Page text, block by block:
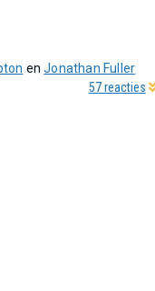
57 reacties
enJonathan Fuller